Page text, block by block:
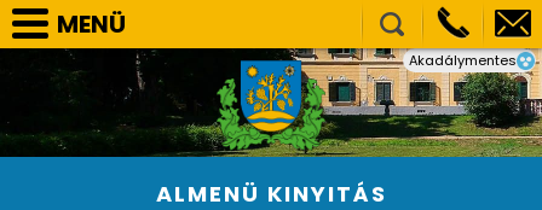
Akadálymentes
MENÜ
SELLYE VÁROS ÖNKORMÁNYZAT
TÁRSULÁSOK
NEMZETISÉGI ÖNKORMÁNYZATOK
ALMENÜ KINYITÁS